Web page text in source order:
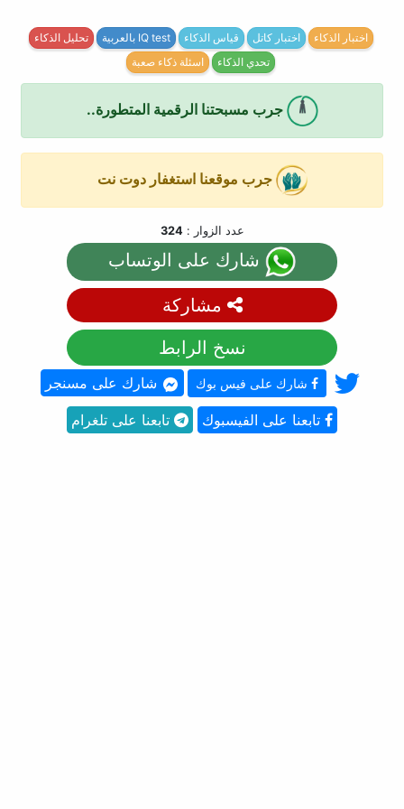
اختبار الذكاء اختبار كاتل قياس الذكاء IQ test بالعربية
تحليل الذكاء
تحدي الذكاء
اسئلة ذكاء صعبة
جرب مسبحتنا الرقمية المتطورة..
جرب موقعنا استغفار دوت نت
عدد الزوار :324
شارك على الوتساب
مشاركة
نسخ الرابط
شارك على فيس بوك شارك على مسنجر
تابعنا على الفيسبوك تابعنا على تلغرام